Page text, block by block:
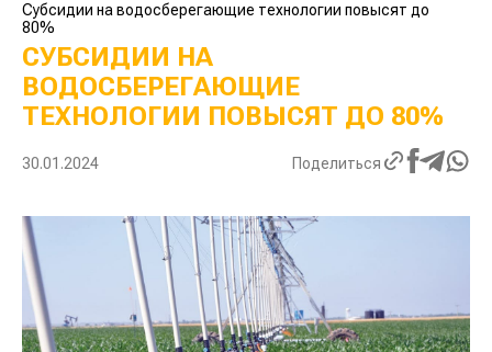
Субсидии на водосберегающие технологии повысят до
80%
СУБСИДИИ НА
ВОДОСБЕРЕГАЮЩИЕ
ТЕХНОЛОГИИ ПОВЫСЯТ ДО 80%
30.01.2024 Поделиться